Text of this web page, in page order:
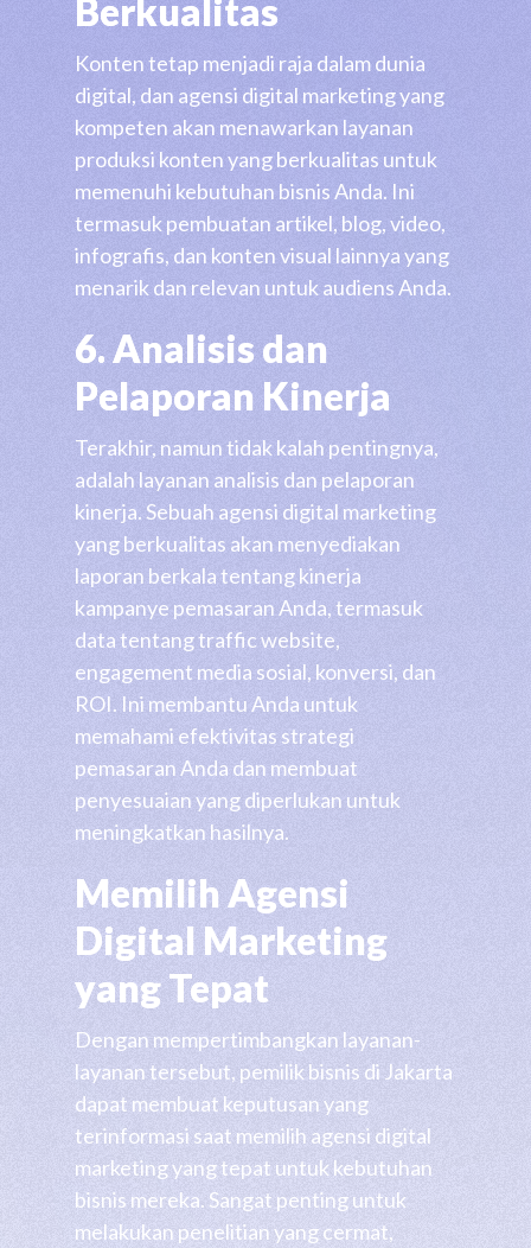
Berkualitas
Konten tetap menjadi raja dalam dunia
digital, dan agensi digital marketing yang
kompeten akan menawarkan layanan
produksi konten yang berkualitas untuk
memenuhi kebutuhan bisnis Anda. Ini
termasuk pembuatan artikel, blog, video,
infografis, dan konten visual lainnya yang
menarik dan relevan untuk audiens Anda.
6. Analisis dan
Pelaporan Kinerja
Terakhir, namun tidak kalah pentingnya,
adalah layanan analisis dan pelaporan
kinerja. Sebuah agensi digital marketing
yang berkualitas akan menyediakan
laporan berkala tentang kinerja
kampanye pemasaran Anda, termasuk
data tentang traffic website,
engagement media sosial, konversi, dan
ROI. Ini membantu Anda untuk
memahami efektivitas strategi
pemasaran Anda dan membuat
penyesuaian yang diperlukan untuk
meningkatkan hasilnya.
Memilih Agensi
Digital Marketing
yang Tepat
Dengan mempertimbangkan layanan-
layanan tersebut, pemilik bisnis di Jakarta
dapat membuat keputusan yang
terinformasi saat memilih agensi digital
marketing yang tepat untuk kebutuhan
bisnis mereka. Sangat penting untuk
melakukan penelitian yang cermat,